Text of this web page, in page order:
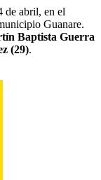
de abril, en el
Guanare.
Baptista Guerra
(29).